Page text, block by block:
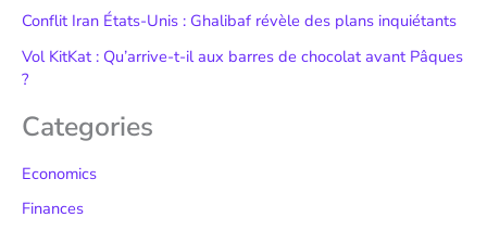
Conflit Iran États-Unis : Ghalibaf révèle des plans inquiétants
Vol KitKat : Qu’arrive-t-il aux barres de chocolat avant Pâques
?
Categories
Economics
Finances